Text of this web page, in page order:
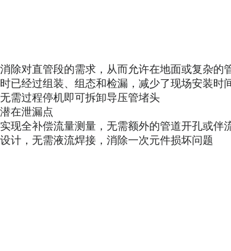
除对直管段的需求，从而允许在地面或复杂的
已经过组装、组态和检漏，减少了现场安装时
需过程停机即可拆卸导压管堵头
在泄漏点
现全补偿流量测量，无需额外的管道开孔或伴
计，无需液流焊接，消除一次元件损坏问题